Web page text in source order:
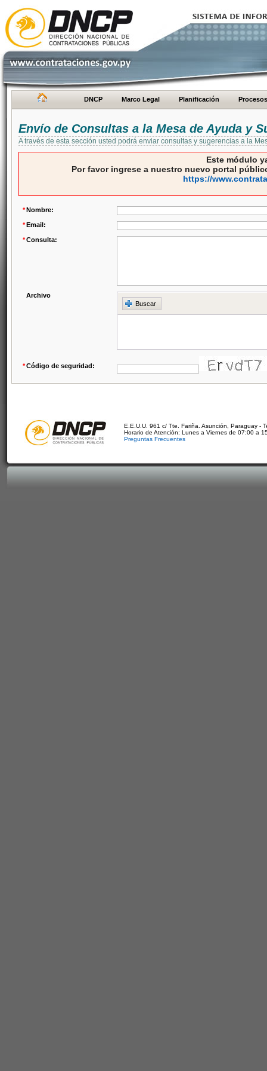
DNCP Marco Legal Planificación Procesos
Envío de Consultas a la Mesa de Ayuda y
A través de esta sección usted podrá enviar consultas y sugerencias a la
Este módulo
Por favor ingrese a nuestro nuevo portal
https://
*Nombre:
*Email:
*Consulta:
Archivo
Buscar
*Código de seguridad:
E.E.U.U. 961 c/ Tte. Fariña. Asunción, Paraguay -
Horario de Atención: Lunes a Viernes de 07:00 a
Preguntas Frecuentes